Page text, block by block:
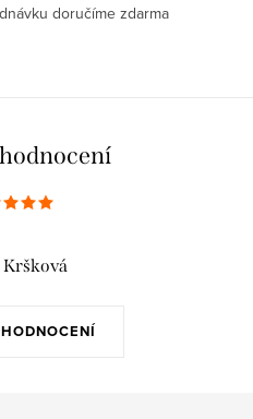
doručíme zdarma
Kršková